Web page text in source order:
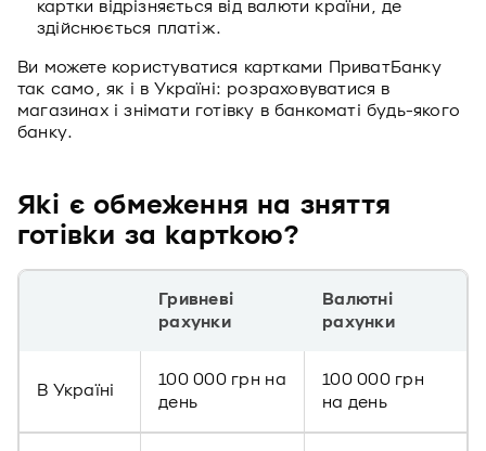
картки відрізняється від валюти країни, де
здійснюється платіж.
Ви можете користуватися картками ПриватБанку
так само, як і в Україні: розраховуватися в
магазинах і знімати готівку в банкоматі будь-якого
банку.
Які є обмеження на зняття
готівки за карткою?
Гривневі
рахунки
Валютні
рахунки
В Україні
100 000 грн на
день
100 000 грн
на день